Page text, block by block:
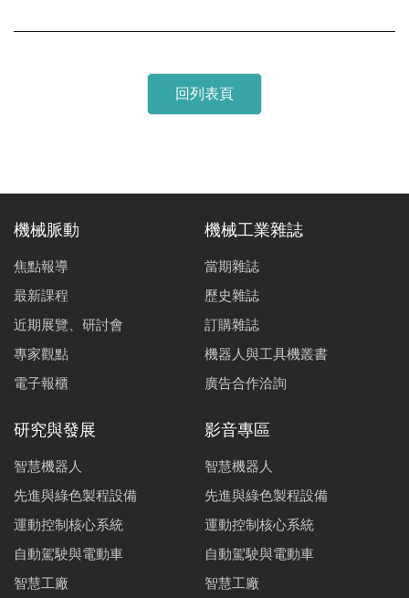
回列表頁
機械脈動
焦點報導
最新課程
近期展覽、研討會
專家觀點
電子報櫃
機械工業雜誌
當期雜誌
歷史雜誌
訂購雜誌
機器人與工具機叢書
廣告合作洽詢
研究與發展
智慧機器人
先進與綠色製程設備
運動控制核心系統
自動駕駛與電動車
智慧工廠
影音專區
智慧機器人
先進與綠色製程設備
運動控制核心系統
自動駕駛與電動車
智慧工廠